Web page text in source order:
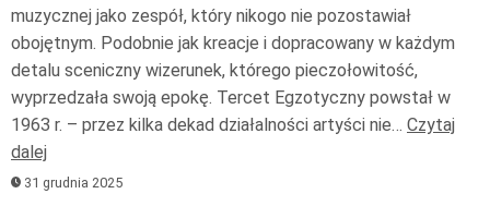
muzycznej jako zespół, który nikogo nie pozostawiał
obojętnym. Podobnie jak kreacje i dopracowany w każdym
detalu sceniczny wizerunek, którego pieczołowitość,
wyprzedzała swoją epokę. Tercet Egzotyczny powstał w
1963 r. – przez kilka dekad działalności artyści nie… Czytaj
dalej
31 grudnia 2025